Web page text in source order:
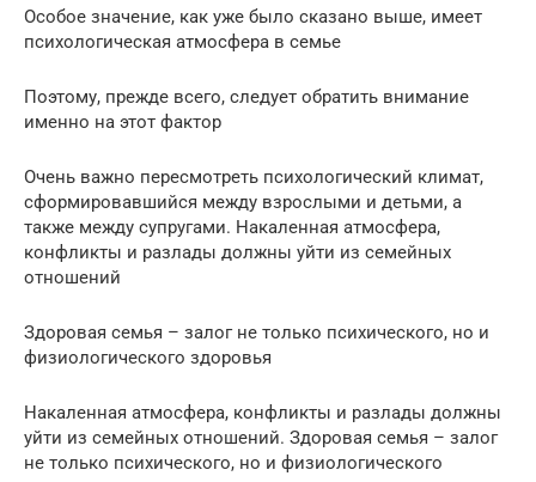
Особое значение, как уже было сказано выше, имеет
психологическая атмосфера в семье
Поэтому, прежде всего, следует обратить внимание
именно на этот фактор
Очень важно пересмотреть психологический климат,
сформировавшийся между взрослыми и детьми, а
также между супругами. Накаленная атмосфера,
конфликты и разлады должны уйти из семейных
отношений
Здоровая семья – залог не только психического, но и
физиологического здоровья
Накаленная атмосфера, конфликты и разлады должны
уйти из семейных отношений. Здоровая семья – залог
не только психического, но и физиологического